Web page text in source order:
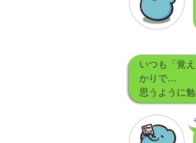
いつも「覚
かりで…
思うように